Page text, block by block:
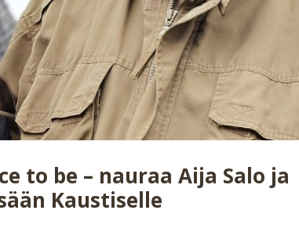
to be – nauraa Aija Salo ja
Kaustiselle